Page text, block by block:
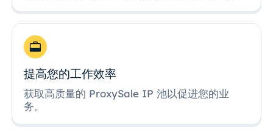
提高您的工作效率
获取高质量的 ProxySale IP 池以促进您的业
务。